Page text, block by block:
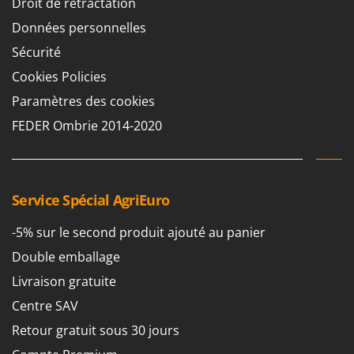
Perches Élagueuses
Pétrins à Spirale
Piscines
Planteuses de pommes de terre pour tracteur
Plateaux de coupe pour tracteur
Plumeuses
Pompes immergées électriques
Poussoirs à saucisse
Presses à pellets
Pressoirs à fruits
Pressoirs à Raisin
G
G3 Ferrari
Gardena
Garofalo
GeoTech
GeoTech Pro
Ginko - MGM
Gipeco
Girmi
GRAEF
Gre
GreenBay
Données personnelles
Sécurité
Cookies Policies
Paramètres des cookies
FEDER Ombrie 2014-2020
Service Spécial AgriEuro
-5% sur le second produit ajouté au panier
Double emballage
Livraison gratuite
Centre SAV
Retour gratuit sous 30 jours